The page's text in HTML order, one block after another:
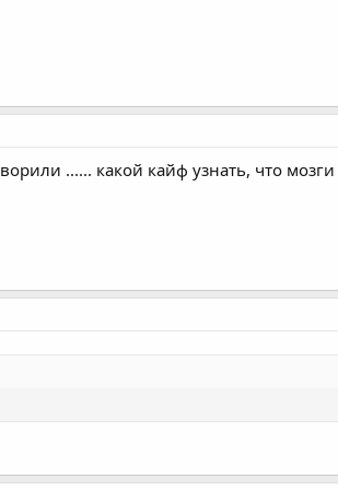
...... какой кайф узнать, что мозги